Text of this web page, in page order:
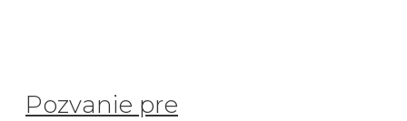
Pozvanie pre